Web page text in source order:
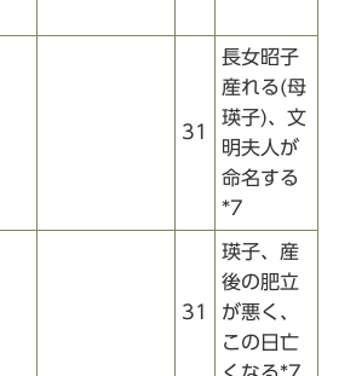
31
長女昭子
産れる(母
瑛子)、文
明夫人が
命名する
*7
31
瑛子、産
後の肥立
が悪く、
この日亡